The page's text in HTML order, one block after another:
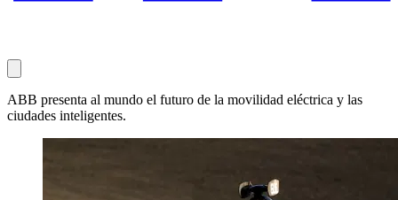
ABB presenta al mundo el futuro de la movilidad eléctrica y las
ciudades inteligentes.